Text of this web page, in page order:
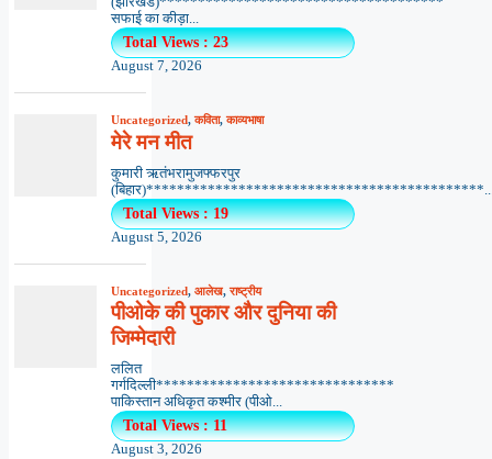
सफाई का कीड़ा...
Total Views : 23
August 7, 2026
Uncategorized,कविता,काव्यभाषा
मेरे मन मीत
कुमारी ऋतंभरामुजफ्फरपुर
Total Views : 19
August 5, 2026
Uncategorized, आलेख,राष्ट्रीय
पीओके की पुकार और दुनिया की
जिम्मेदारी
ललित
गर्गदिल्ली*******************************
पाकिस्तान अधिकृत कश्मीर (पीओ...
Total Views : 11
August 3, 2026